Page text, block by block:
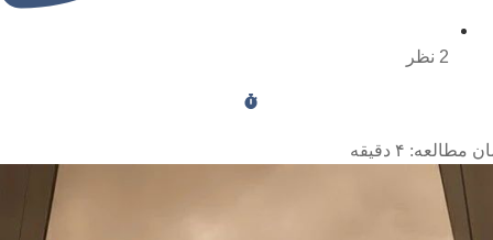
2 نظر
مطالعه: ۴ دقیقه